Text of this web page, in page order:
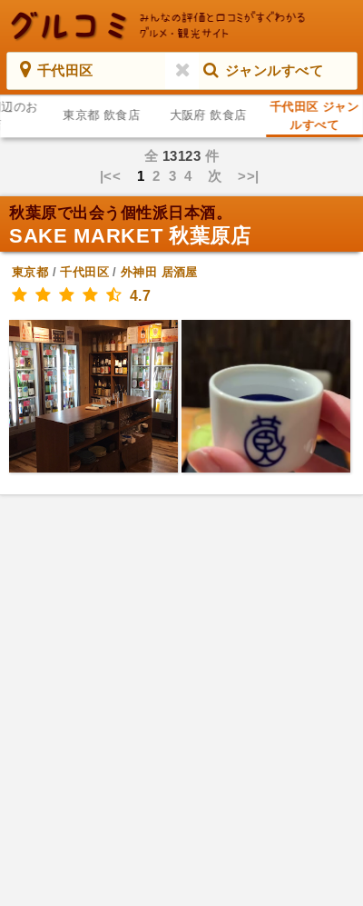
千代田区 ジャンルすべて
のお
東京都 飲食店 大阪府 飲食店
千代田区 ジャン
ルすべて
全 13123 件
|<< 12 3 4 次 >>|
秋葉原で出会う個性派日本酒。
SAKE MARKET 秋葉原店
東京都 /千代田区/外神田 居酒屋
4.7